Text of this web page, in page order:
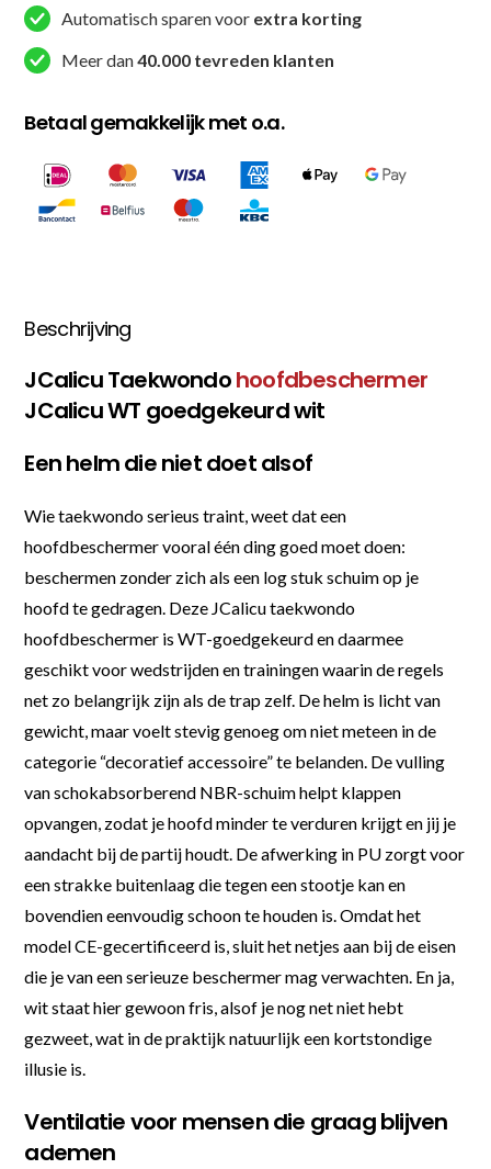
aantal Automatisch sparen voor extra korting
Meer dan40.000 tevreden klanten
Betaal gemakkelijk met o.a.
Beschrijving
JCalicu Taekwondohoofdbeschermer
JCalicu WT goedgekeurd wit
Een helm die niet doet alsof
Wie taekwondo serieus traint, weet dat een
hoofdbeschermer vooral één ding goed moet doen:
beschermen zonder zich als een log stuk schuim op je
hoofd te gedragen. Deze JCalicu taekwondo
hoofdbeschermer is WT-goedgekeurd en daarmee
geschikt voor wedstrijden en trainingen waarin de regels
net zo belangrijk zijn als de trap zelf. De helm is licht van
gewicht, maar voelt stevig genoeg om niet meteen in de
categorie “decoratief accessoire” te belanden. De vulling
van schokabsorberend NBR-schuim helpt klappen
opvangen, zodat je hoofd minder te verduren krijgt en jij je
aandacht bij de partij houdt. De afwerking in PU zorgt voor
een strakke buitenlaag die tegen een stootje kan en
bovendien eenvoudig schoon te houden is. Omdat het
model CE-gecertificeerd is, sluit het netjes aan bij de eisen
die je van een serieuze beschermer mag verwachten. En ja,
wit staat hier gewoon fris, alsof je nog net niet hebt
gezweet, wat in de praktijk natuurlijk een kortstondige
illusie is.
Ventilatie voor mensen die graag blijven
ademen